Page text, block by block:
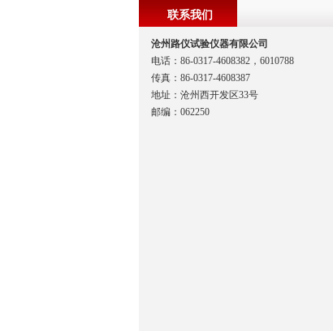
联系我们
沧州路仪试验仪器有限公司
电话：86-0317-4608382，6010788
传真：86-0317-4608387
地址：沧州西开发区33号
邮编：062250